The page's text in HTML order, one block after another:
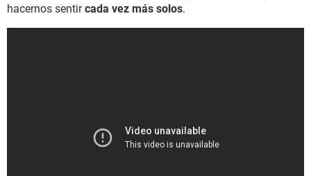
hacernos sentircada vez más solos.